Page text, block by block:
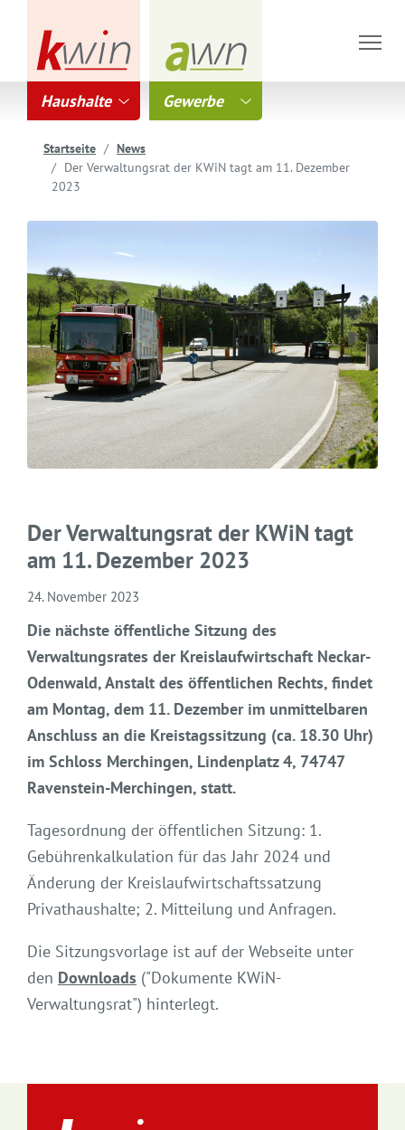
Haushalte Gewerbe
Startseite
News
Der Verwaltungsrat der KWiN tagt am 11. Dezember
2023
Der Verwaltungsrat der KWiN tagt
am 11. Dezember 2023
24. November 2023
Die nächste öffentliche Sitzung des
Verwaltungsrates der Kreislaufwirtschaft Neckar-
Odenwald, Anstalt des öffentlichen Rechts, findet
am Montag, dem 11. Dezember im unmittelbaren
Anschluss an die Kreistagssitzung (ca. 18.30 Uhr)
im Schloss Merchingen, Lindenplatz 4, 74747
Ravenstein-Merchingen, statt.
Tagesordnung der öffentlichen Sitzung: 1.
Gebührenkalkulation für das Jahr 2024 und
Änderung der Kreislaufwirtschaftssatzung
Privathaushalte; 2. Mitteilung und Anfragen.
Die Sitzungsvorlage ist auf der Webseite unter
den Downloads ("Dokumente KWiN-
Verwaltungsrat") hinterlegt.